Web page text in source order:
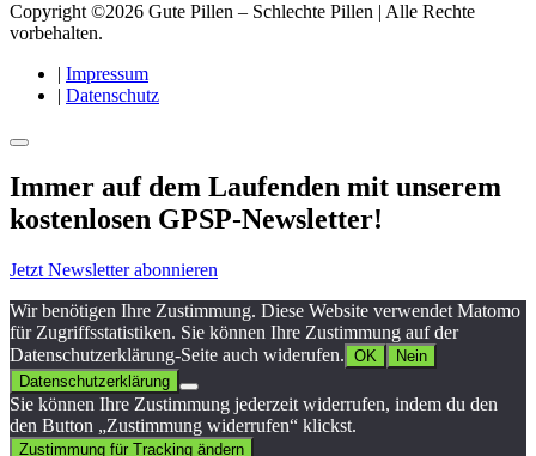
Copyright ©2026 Gute Pillen – Schlechte Pillen | Alle Rechte
vorbehalten.
| Impressum
| Datenschutz
Immer auf dem Laufenden mit unserem
kostenlosen GPSP-Newsletter!
Jetzt Newsletter abonnieren
Wir benötigen Ihre Zustimmung. Diese Website verwendet Matomo
für Zugriffsstatistiken. Sie können Ihre Zustimmung auf der
Datenschutzerklärung-Seite auch widerufen. OK
Nein
Datenschutzerklärung
Sie können Ihre Zustimmung jederzeit widerrufen, indem du den
den Button „Zustimmung widerrufen“ klickst.
Zustimmung für Tracking ändern